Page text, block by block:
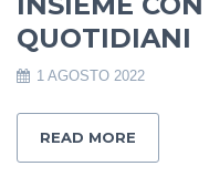
QUOTIDIANI
1 AGOSTO 2022
READ MORE